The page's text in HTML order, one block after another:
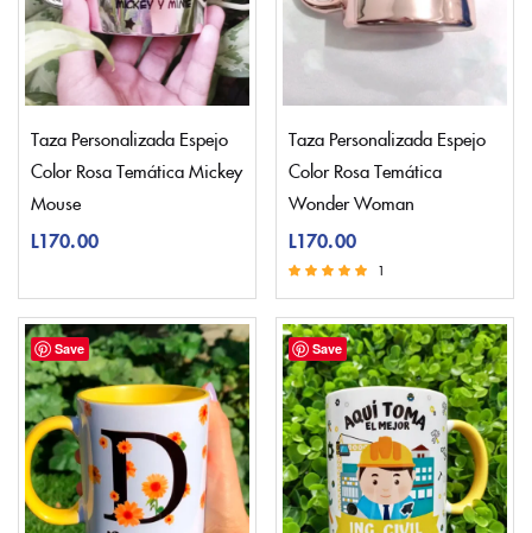
Taza Personalizada Espejo
Color Rosa Temática Mickey
Mouse
L170.00
Taza Personalizada Espejo
Color Rosa Temática
Wonder Woman
L170.00
de 5
1
Save Save